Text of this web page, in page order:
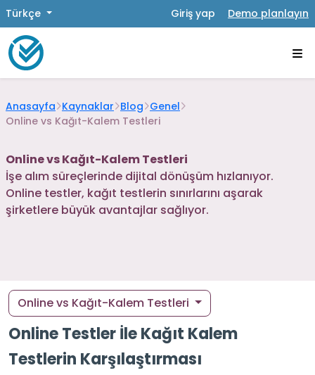
Türkçe Giriş yap Demo planlayın
Anasayfa Kaynaklar Blog Genel
Online vs Kağıt-Kalem Testleri
Online vs Kağıt-Kalem Testleri
İşe alım süreçlerinde dijital dönüşüm hızlanıyor.
Online testler, kağıt testlerin sınırlarını aşarak
şirketlere büyük avantajlar sağlıyor.
Online Testler İle Kağıt Kalem
Testlerin Karşılaştırması
Online vs Kağıt-Kalem Testleri